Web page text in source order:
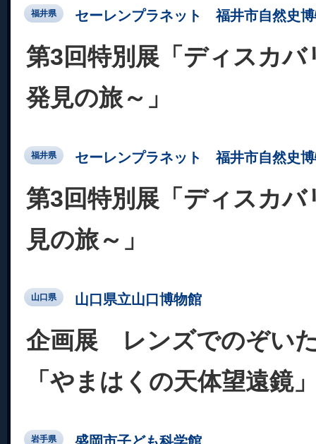
福井県 セーレンプラネット 福井市自然史
第3回特別展「ディスカ
発見の旅～」
福井県 セーレンプラネット 福井市自然史
第3回特別展「ディスカ
見の旅～」
山口県 山口県立山口博物館
企画展 レンズでのぞい
「やまはくの天体望遠鏡
岩手県